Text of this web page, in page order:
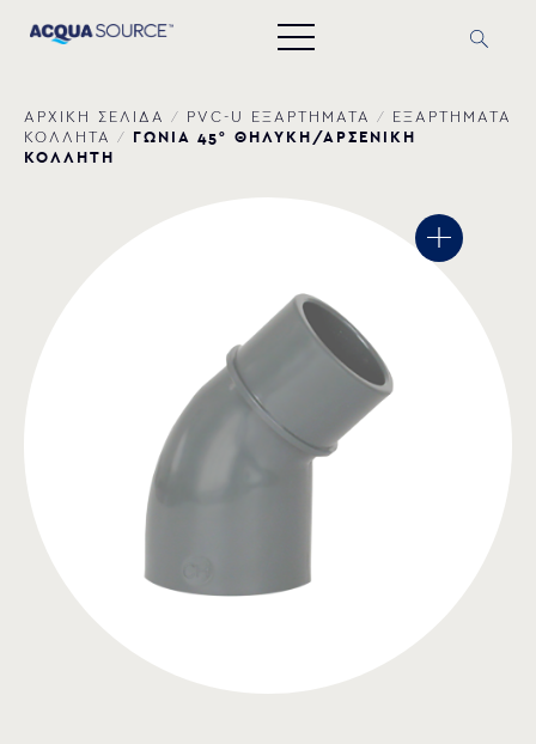
ΑΡΧΙΚΗ ΣΕΛΙΔΑ / PVC-U ΕΞΑΡΤΗΜΑΤΑ /
ΕΞΑΡΤΗΜΑΤΑ
ΚΟΛΛΗΤΑ
/ ΓΩΝΙΑ 45° ΘΗΛΥΚΗ/ΑΡΣΕΝΙΚΗ
ΚΟΛΛΗΤΗ